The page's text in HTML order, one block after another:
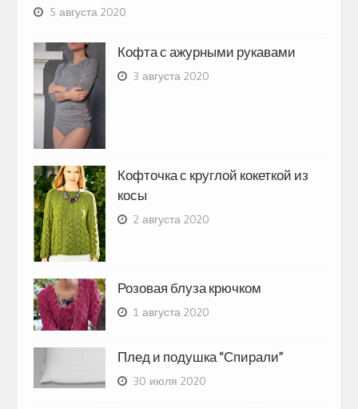
5 августа 2020
Кофта с ажурными рукавами
3 августа 2020
Кофточка с круглой кокеткой из
косы
2 августа 2020
Розовая блуза крючком
1 августа 2020
Плед и подушка “Спирали”
30 июля 2020